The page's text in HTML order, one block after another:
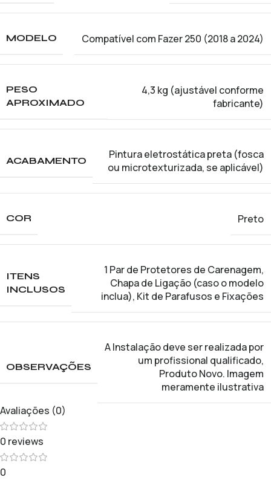
MODELO Compatível com Fazer 250 (2018 a 2024)
PESO
APROXIMADO
4,3 kg (ajustável conforme
fabricante)
ACABAMENTO
Pintura eletrostática preta (fosca
ou microtexturizada, se aplicável)
COR Preto
ITENS
INCLUSOS
1 Par de Protetores de Carenagem,
Chapa de Ligação (caso o modelo
inclua), Kit de Parafusos e Fixações
OBSERVAÇÕES
A Instalação deve ser realizada por
um profissional qualificado,
Produto Novo. Imagem
meramente ilustrativa
Avaliações (0)
0 reviews
0